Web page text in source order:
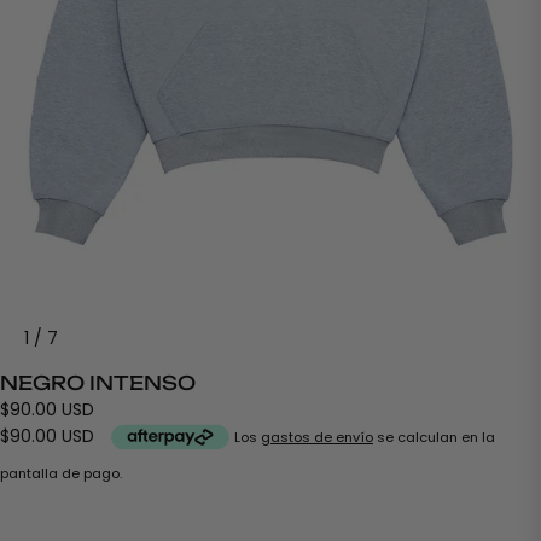
1 / 7
NEGRO INTENSO
$90.00 USD
$90.00 USD
Los gastos de envío se calculan en la
pantalla de pago.